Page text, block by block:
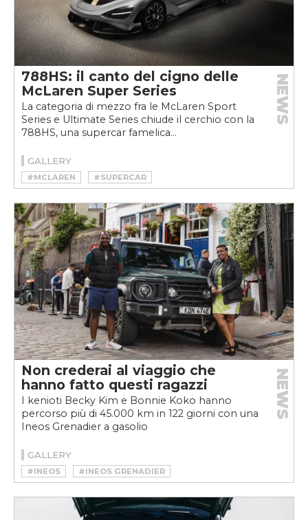
788HS: il canto del cigno delle
McLaren Super Series
La categoria di mezzo fra le McLaren Sport
Series e Ultimate Series chiude il cerchio con la
788HS, una supercar famelica...
NEWS
GALLERY
#MCLAREN #SUPERCAR
Non crederai al viaggio che
hanno fatto questi ragazzi
I kenioti Becky Kim e Bonnie Koko hanno
percorso più di 45.000 km in 122 giorni con una
Ineos Grenadier a gasolio
NEWS
GALLERY
#INEOS #INEOS GRENADIER